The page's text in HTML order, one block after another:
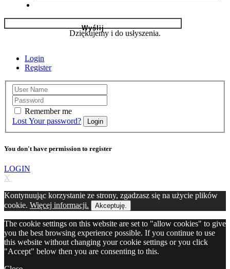
Dziękujemy i do usłyszenia.
Login
Register
Remember me
Lost Your password?
Login
You don't have permission to register
LOGIN
X
Kontynuując korzystanie ze strony, zgadzasz się na użycie plików
cookie. Więcej informacji. Akceptuję.
The cookie settings on this website are set to "allow cookies" to give
you the best browsing experience possible. If you continue to use
this website without changing your cookie settings or you click
"Accept" below then you are consenting to this.